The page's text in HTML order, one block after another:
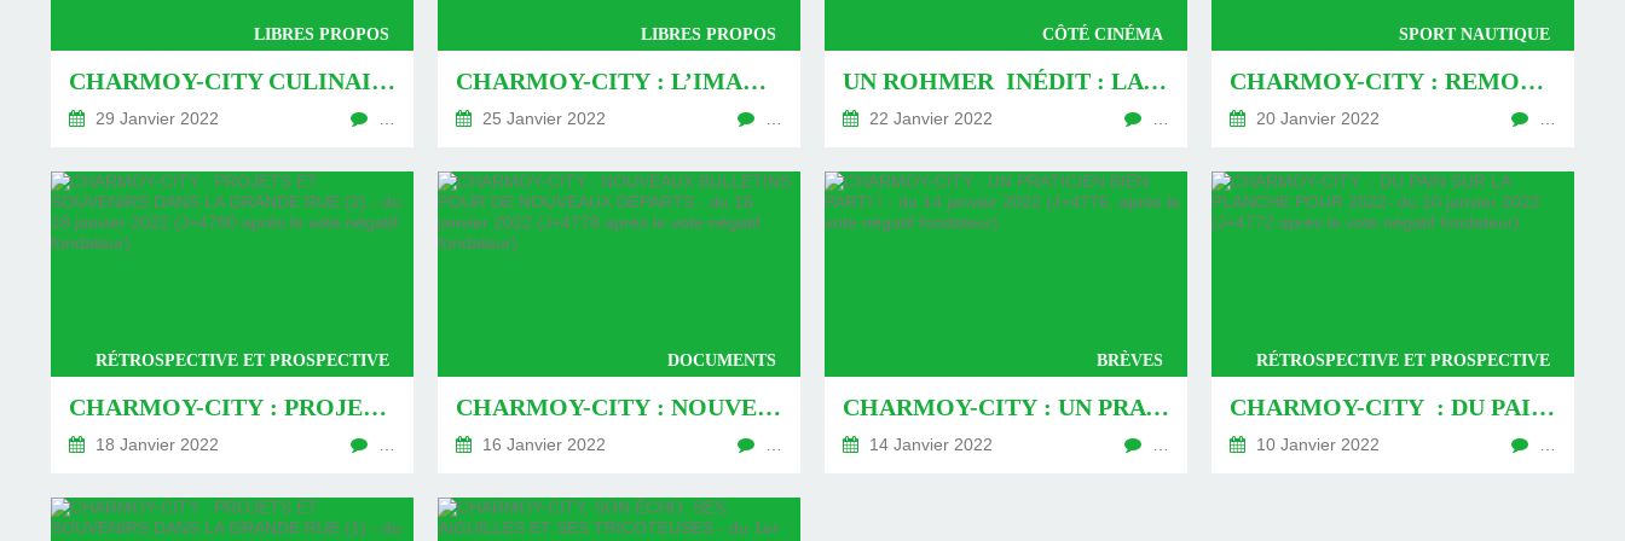
LIBRES PROPOS
CHARMOY-CITY CULINAIRE : LA POTÉE AUX CHOUX-NAVETS DU COMPTABLE - DU 29 JANVIER 2022 (J+4791 APRÈS LE VOTE NÉGATIF FONDATEUR)
29 Janvier 2022
LIBRES PROPOS
CHARMOY-CITY : L’IMAGINATION AU POUVOIR ?- DU 25 JANVIER 2022 (J+4787 APRÈS LE VOTE NÉGATIF FONDATEUR)
25 Janvier 2022
CÔTÉ CINÉMA
UN ROHMER INÉDIT : LA VDV, LE MAIRE ET LA MÉDIATHÈQUE - DU 22 JANVIER 2022 (J+4784 APRÈS LE VOTE NÉGATIF FONDATEUR)
22 Janvier 2022
SPORT NAUTIQUE
CHARMOY-CITY : REMOUS AUTOUR D’UN JACUZZI - DU 20 JANVIER 2022 (J+4782 APRÈS LE VOTE NÉGATIF FONDATEUR)
20 Janvier 2022
RÉTROSPECTIVE ET PROSPECTIVE
CHARMOY-CITY : PROJETS ET SOUVENIRS DANS LA GRANDE RUE (2) - DU 18 JANVIER 2022 (J+4780 APRÈS LE VOTE NÉGATIF FONDATEUR)
18 Janvier 2022
DOCUMENTS
CHARMOY-CITY : NOUVEAUX BULLETINS POUR DE NOUVEAUX DÉPARTS - DU 16 JANVIER 2022 (J+4778 APRÈS LE VOTE NÉGATIF FONDATEUR)
16 Janvier 2022
BRÈVES
CHARMOY-CITY : UN PRATICIEN BIEN PARTI ! - DU 14 JANVIER 2022 (J+4776, APRÈS LE VOTE NÉGATIF FONDATEUR)
14 Janvier 2022
RÉTROSPECTIVE ET PROSPECTIVE
CHARMOY-CITY : DU PAIN SUR LA PLANCHE POUR 2022- DU 10 JANVIER 2022 (J+4772 APRÈS LE VOTE NÉGATIF FONDATEUR)
10 Janvier 2022